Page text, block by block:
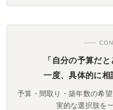
——
「自分の予算だ
一度、具体的に相
予算・間取り・築年数の希
実的な選択肢を